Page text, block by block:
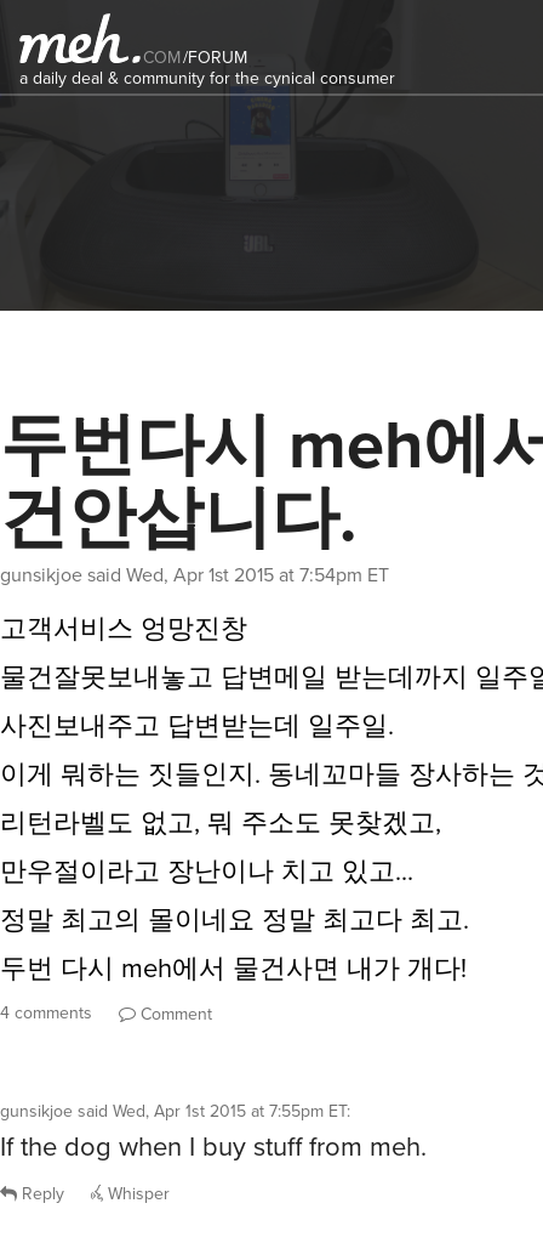
COM/FORUM
a daily deal & community for the cynical consumer
두번다시 meh에
건안삽니다.
gunsikjoesaid Wed, Apr 1st 2015 at 7:54pm ET
고객서비스 엉망진창
물건잘못보내놓고 답변메일 받는데까지 일주
사진보내주고 답변받는데 일주일.
이게 뭐하는 짓들인지. 동네꼬마들 장사하는
리턴라벨도 없고, 뭐 주소도 못찾겠고,
만우절이라고 장난이나 치고 있고...
정말 최고의 몰이네요 정말 최고다 최고.
두번 다시 meh에서 물건사면 내가 개다!
4 comments Comment
gunsikjoe said Wed, Apr 1st 2015 at 7:55pm ET:
If the dog when I buy stuff from meh.
Reply Whisper